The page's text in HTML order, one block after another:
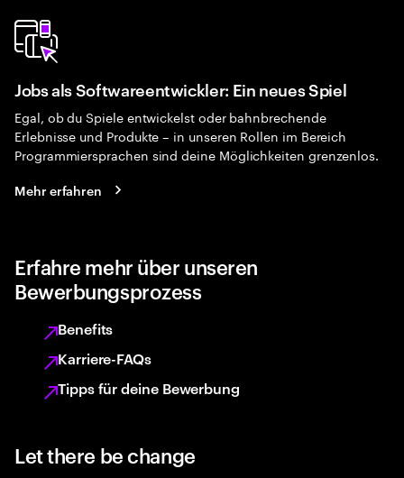
Jobs als Softwareentwickler: Ein neues Spiel
Egal, ob du Spiele entwickelst oder bahnbrechende
Erlebnisse und Produkte – in unseren Rollen im Bereich
Programmiersprachen sind deine Möglichkeiten grenzenlos.
Mehr erfahren
Erfahre mehr über unseren
Bewerbungsprozess
Benefits
Karriere-FAQs
Tipps für deine Bewerbung
Let there be change